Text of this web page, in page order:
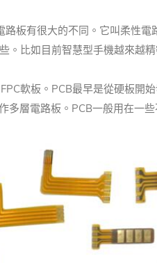
板有很大的不同。它叫柔性電
。比如目前智慧型手機越來越
軟板。PCB最早是從硬板
層電路板。PCB一般用在一